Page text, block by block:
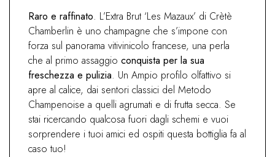
Raro e raffinato. L’Extra Brut ‘Les Mazaux’ di Crètè
Chamberlin è uno champagne che s’impone con
forza sul panorama vitivinicolo francese, una perla
che al primo assaggio conquista per la sua
freschezza e pulizia. Un Ampio profilo olfattivo si
apre al calice, dai sentori classici del Metodo
Champenoise a quelli agrumati e di frutta secca. Se
stai ricercando qualcosa fuori dagli schemi e vuoi
sorprendere i tuoi amici ed ospiti questa bottiglia fa al
caso tuo!